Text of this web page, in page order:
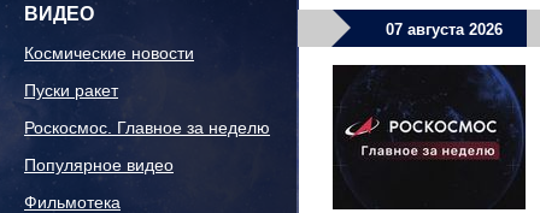
ВИДЕО
Космические новости
Пуски ракет
Роскосмос. Главное за неделю
Популярное видео
Фильмотека
07 августа 2026